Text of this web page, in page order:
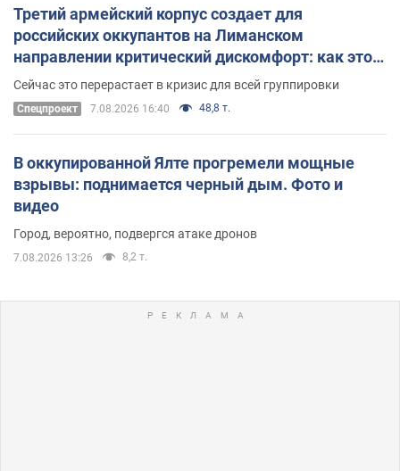
Третий армейский корпус создает для
российских оккупантов на Лиманском
направлении критический дискомфорт: как это
удалось
Сейчас это перерастает в кризис для всей группировки
Спецпроект 7.08.2026 16:40 48,8 т.
В оккупированной Ялте прогремели мощные
взрывы: поднимается черный дым. Фото и
видео
Город, вероятно, подвергся атаке дронов
7.08.2026 13:26 8,2 т.